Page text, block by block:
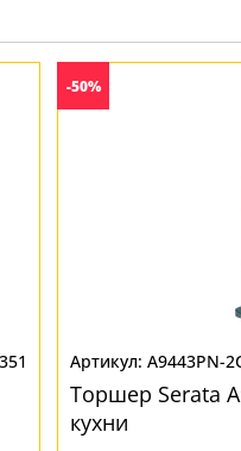
-50%
A9443PN-
Торшер Serata
кухни